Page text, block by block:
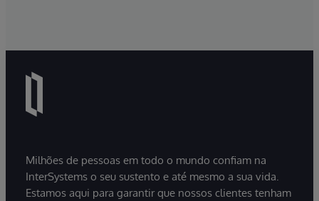
Milhões de pessoas em todo o mundo confiam na
InterSystems o seu sustento e até mesmo a sua vida.
Estamos aqui para garantir que nossos clientes tenham